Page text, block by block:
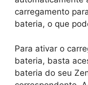
carregamento
bateria, o que
Para ativar o
bateria, basta
bateria do seu